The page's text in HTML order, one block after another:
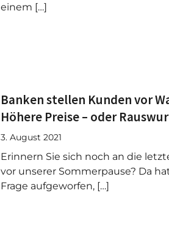
einem […]
Banken stellen Kunden vor
Höhere Preise – oder
3. August 2021
Erinnern Sie sich noch an die
vor unserer Sommerpause? Da
Frage aufgeworfen, […]